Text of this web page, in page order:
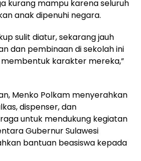
kurang mampu karena seluruh
anak dipenuhi negara.
sulit diatur, sekarang jauh
dan pembinaan di sekolah ini
karakter mereka,”
Menko Polkam menyerahkan
dispenser, dan
untuk mendukung kegiatan
Gubernur Sulawesi
bantuan beasiswa kepada